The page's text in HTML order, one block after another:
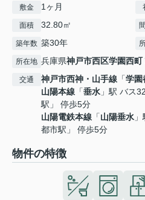
敷金 1ヶ月
面積 32.80㎡
築年数 築30年
所在地 兵庫県神戸市西区学園西町
交通 神戸市西神・山手線 「学園
山陽本線 「垂水 」駅 バス
駅」 停歩5分
山陽電鉄本線 「山陽垂水
都市駅」 停歩5分
物件の特徴